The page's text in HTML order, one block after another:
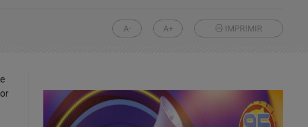
A- A+ IMPRIMIR